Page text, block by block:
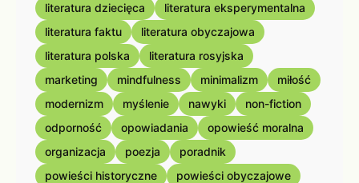
literatura dziecięca
literatura eksperymentalna
literatura faktu
literatura obyczajowa
literatura polska
literatura rosyjska
marketing
mindfulness minimalizm
miłość
modernizm
myślenie nawyki
non-fiction
odporność
opowiadania
opowieść moralna
organizacja
poezja
poradnik
powieści historyczne
powieści obyczajowe